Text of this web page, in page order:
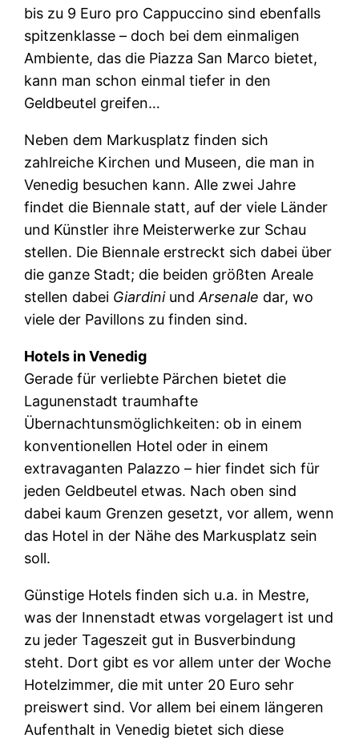
bis zu 9 Euro pro Cappuccino sind ebenfalls
spitzenklasse – doch bei dem einmaligen
Ambiente, das die Piazza San Marco bietet,
kann man schon einmal tiefer in den
Geldbeutel greifen…
Neben dem Markusplatz finden sich
zahlreiche Kirchen und Museen, die man in
Venedig besuchen kann. Alle zwei Jahre
findet die Biennale statt, auf der viele Länder
und Künstler ihre Meisterwerke zur Schau
stellen. Die Biennale erstreckt sich dabei über
die ganze Stadt; die beiden größten Areale
stellen dabei GiardiniundArsenale dar, wo
viele der Pavillons zu finden sind.
Hotels in Venedig
Gerade für verliebte Pärchen bietet die
Lagunenstadt traumhafte
Übernachtunsmöglichkeiten: ob in einem
konventionellen Hotel oder in einem
extravaganten Palazzo – hier findet sich für
jeden Geldbeutel etwas. Nach oben sind
dabei kaum Grenzen gesetzt, vor allem, wenn
das Hotel in der Nähe des Markusplatz sein
soll.
Günstige Hotels finden sich u.a. in Mestre,
was der Innenstadt etwas vorgelagert ist und
zu jeder Tageszeit gut in Busverbindung
steht. Dort gibt es vor allem unter der Woche
Hotelzimmer, die mit unter 20 Euro sehr
preiswert sind. Vor allem bei einem längeren
Aufenthalt in Venedig bietet sich diese